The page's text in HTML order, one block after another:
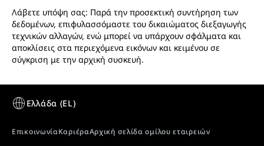
Κρύσταλλο ασφαλείας
ασφαλείας είναι πολύ ανθεκτικές σε χτυπήματα. Το
αυξάνει την επιφάνεια παρουσίασης.
Λάβετε υπόψη σας: Παρά την προσεκτική συντήρηση των
δεδομένων, επιφυλασσόμαστε του δικαιώματος διεξαγωγής
τεχνικών αλλαγών, ενώ μπορεί να υπάρχουν σφάλματα και
αποκλίσεις στα περιεχόμενα εικόνων και κειμένου σε
σύγκριση με την αρχική συσκευή.